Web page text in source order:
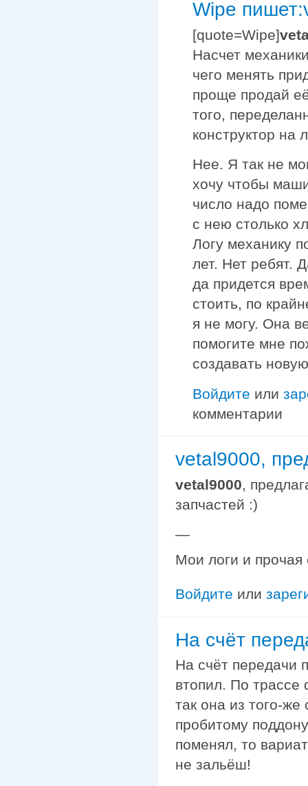
Wipe
[quote=Wipe]
Насчет
чего менять
проще продай
того,
конструктор на
Нее. Я так не
хочу чтобы
число надо
с нею столько
Логу механику
лет. Нет ребят.
да придется
стоить, по
я не могу. Она
помогите мне
создавать
Войдите или
комментарии
vetal9000,
vetal9000,
запчастей :)
—
Мои логи и
Войдите или
На счёт
На счёт передачи
втопил. По трассе
так она из того-же
пробитому
поменял, то
не зальёш!